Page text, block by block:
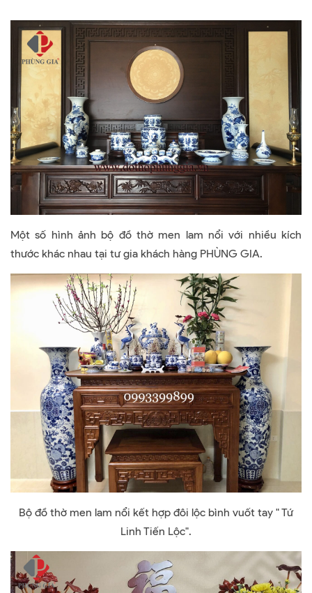
Một số hình ảnh bộ đồ thờ men lam nổi với nhiều kích
thước khác nhau tại tư gia khách hàng PHÙNG GIA.
Bộ đồ thờ men lam nổi kết hợp đôi lộc bình vuốt tay " Tứ
Linh Tiến Lộc".